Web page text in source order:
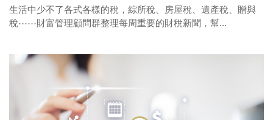
生活中少不了各式各樣的稅，綜所稅、房屋稅、遺產稅、贈與
稅⋯⋯財富管理顧問群整理每周重要的財稅新聞，幫...